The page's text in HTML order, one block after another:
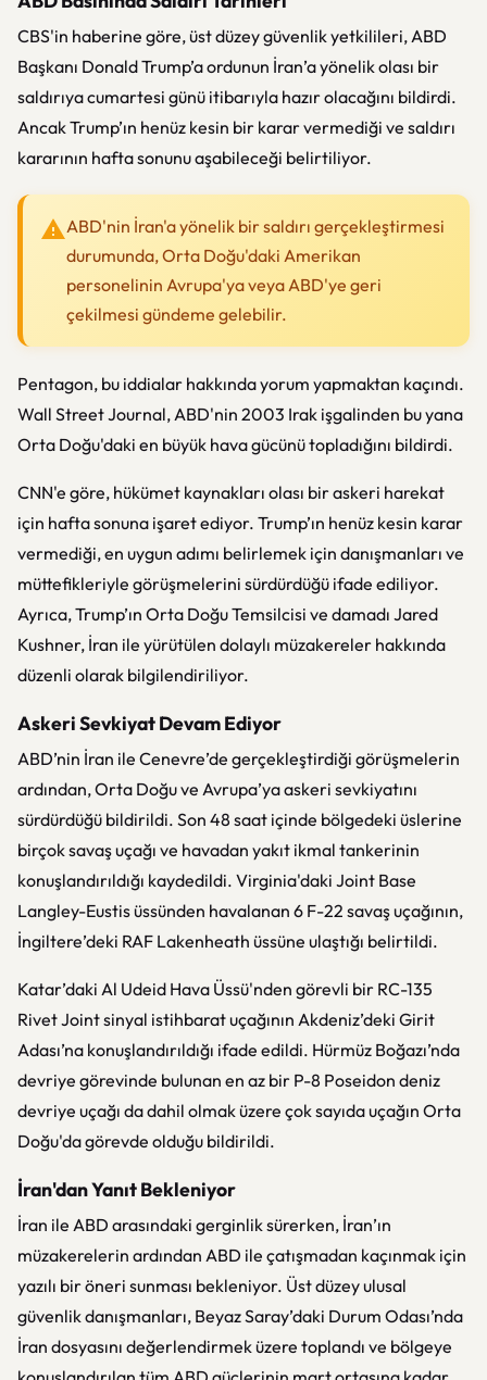
CBS'in haberine göre, üst düzey güvenlik yetkilileri, ABD
Başkanı Donald Trump’a ordunun İran’a yönelik olası bir
saldırıya cumartesi günü itibarıyla hazır olacağını bildirdi.
Ancak Trump’ın henüz kesin bir karar vermediği ve saldırı
kararının hafta sonunu aşabileceği belirtiliyor.
ABD'nin İran'a yönelik bir saldırı gerçekleştirmesi
durumunda, Orta Doğu'daki Amerikan
personelinin Avrupa'ya veya ABD'ye geri
çekilmesi gündeme gelebilir.
Pentagon, bu iddialar hakkında yorum yapmaktan kaçındı.
Wall Street Journal, ABD'nin 2003 Irak işgalinden bu yana
Orta Doğu'daki en büyük hava gücünü topladığını bildirdi.
CNN'e göre, hükümet kaynakları olası bir askeri harekat
için hafta sonuna işaret ediyor. Trump’ın henüz kesin karar
vermediği, en uygun adımı belirlemek için danışmanları ve
müttefikleriyle görüşmelerini sürdürdüğü ifade ediliyor.
Ayrıca, Trump’ın Orta Doğu Temsilcisi ve damadı Jared
Kushner, İran ile yürütülen dolaylı müzakereler hakkında
düzenli olarak bilgilendiriliyor.
Askeri Sevkiyat Devam Ediyor
ABD’nin İran ile Cenevre’de gerçekleştirdiği görüşmelerin
ardından, Orta Doğu ve Avrupa’ya askeri sevkiyatını
sürdürdüğü bildirildi. Son 48 saat içinde bölgedeki üslerine
birçok savaş uçağı ve havadan yakıt ikmal tankerinin
konuşlandırıldığı kaydedildi. Virginia'daki Joint Base
Langley-Eustis üssünden havalanan 6 F-22 savaş uçağının,
İngiltere’deki RAF Lakenheath üssüne ulaştığı belirtildi.
Katar’daki Al Udeid Hava Üssü'nden görevli bir RC-135
Rivet Joint sinyal istihbarat uçağının Akdeniz’deki Girit
Adası’na konuşlandırıldığı ifade edildi. Hürmüz Boğazı’nda
devriye görevinde bulunan en az bir P-8 Poseidon deniz
devriye uçağı da dahil olmak üzere çok sayıda uçağın Orta
Doğu'da görevde olduğu bildirildi.
İran'dan Yanıt Bekleniyor
İran ile ABD arasındaki gerginlik sürerken, İran’ın
müzakerelerin ardından ABD ile çatışmadan kaçınmak için
yazılı bir öneri sunması bekleniyor. Üst düzey ulusal
güvenlik danışmanları, Beyaz Saray’daki Durum Odası’nda
İran dosyasını değerlendirmek üzere toplandı ve bölgeye